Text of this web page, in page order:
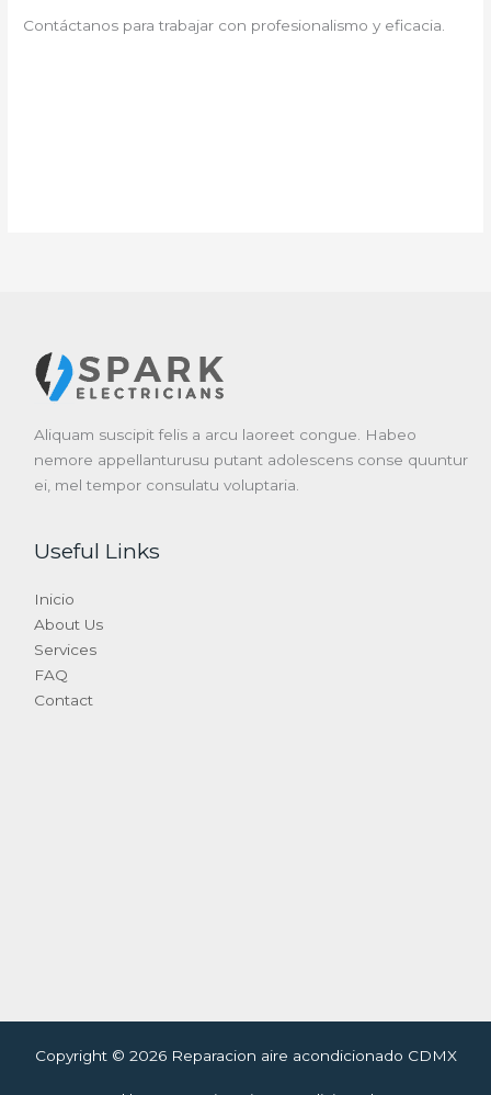
Contáctanos para trabajar con profesionalismo y eficacia.
Aliquam suscipit felis a arcu laoreet congue. Habeo
nemore appellanturusu putant adolescens conse quuntur
ei, mel tempor consulatu voluptaria.
Useful Links
Inicio
About Us
Services
FAQ
Contact
Copyright © 2026 Reparacion aire acondicionado CDMX